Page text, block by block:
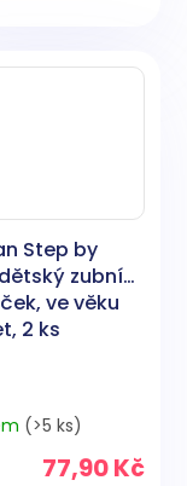
Step by
zubní
ve věku
2 ks
(>5 ks)
77,90 Kč